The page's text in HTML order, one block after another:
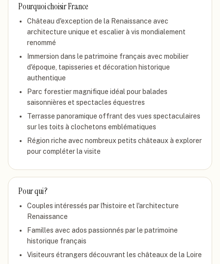
Pourquoi choisirFrance
Château d'exception de la Renaissance avec
architecture unique et escalier à vis mondialement
renommé
Immersion dans le patrimoine français avec mobilier
d'époque, tapisseries et décoration historique
authentique
Parc forestier magnifique idéal pour balades
saisonnières et spectacles équestres
Terrasse panoramique offrant des vues spectaculaires
sur les toits à clochetons emblématiques
Région riche avec nombreux petits châteaux à explorer
pour compléter la visite
Pour qui ?
Couples intéressés par l'histoire et l'architecture
Renaissance
Familles avec ados passionnés par le patrimoine
historique français
Visiteurs étrangers découvrant les châteaux de la Loire